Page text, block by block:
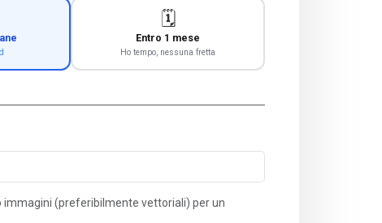
🗓️
Entro 1 mese
Ho tempo, nessuna fretta
immagini (preferibilmente vettoriali) per un